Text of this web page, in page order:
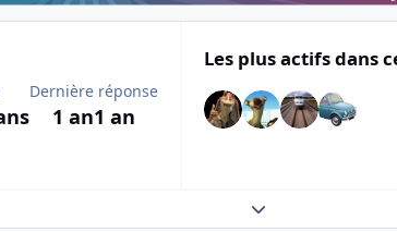
Dernière réponse
1 an1 an
Les plus actifs dans
Expand topic